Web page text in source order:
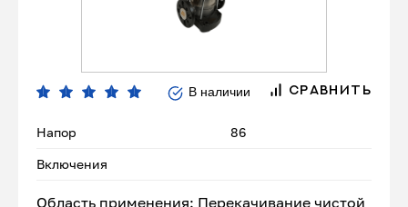
В наличии СРАВНИТЬ
Напор 86
Включения
Область применения: Перекачивание чистой